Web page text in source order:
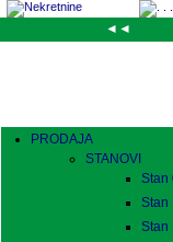
◄◄
PRODAJA
STANOVI
Stan
Stan
Stan